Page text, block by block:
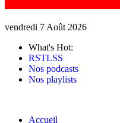
vendredi 7 Août 2026
What's Hot:
RSTLSS
Nos podcasts
Nos playlists
Accueil